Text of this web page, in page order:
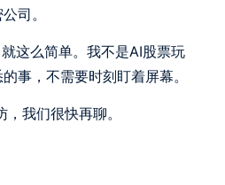
司。
这么简单。我不是AI股票玩
事，不需要时刻盯着屏幕。
我们很快再聊。